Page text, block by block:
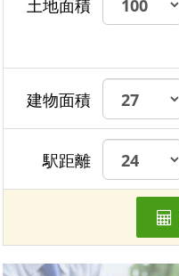
土地面積
建物面積
駅距離